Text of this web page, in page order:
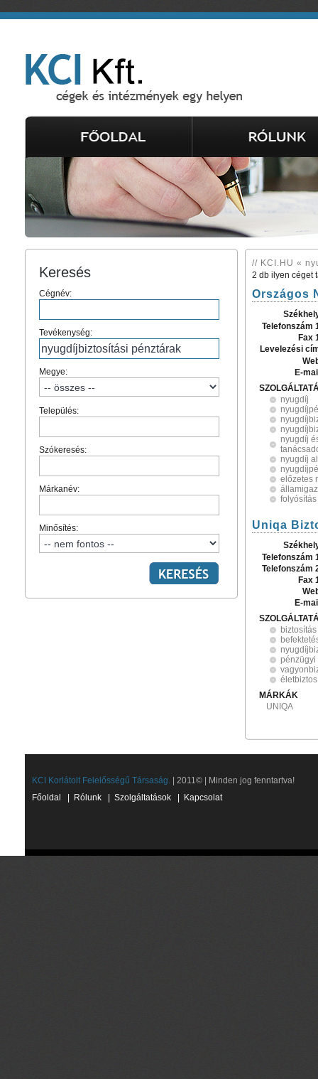
Keresés
Cégnév:
Tevékenység:
Megye:
Település:
Szókeresés:
Márkanév:
Minősítés:
// KCI.HU «
2 db ilyen céget
Országos
Telefonszám
Fax
Levelezési
E-
nyugdíj
nyugdíj
nyugdíj
előzetes
folyósítás
Uniqa
Telefonszám
Telefonszám
Fax
E-
pénzügyi
MÁRKÁK
UNIQA
KCI Korlátolt Felelősségű Társaság. | 2011© | Minden jog fenntartva!
Főoldal
Rólunk Szolgáltatások Kapcsolat